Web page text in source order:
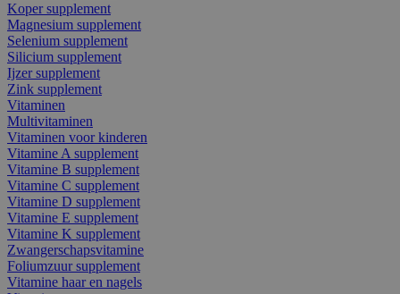
Koper supplement
Magnesium supplement
Selenium supplement
Silicium supplement
Ijzer supplement
Zink supplement
Vitaminen
Multivitaminen
Vitaminen voor kinderen
Vitamine A supplement
Vitamine B supplement
Vitamine C supplement
Vitamine D supplement
Vitamine E supplement
Vitamine K supplement
Zwangerschapsvitamine
Foliumzuur supplement
Vitamine haar en nagels